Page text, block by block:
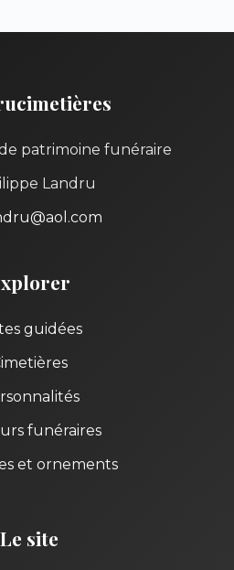
patrimoine funéraire
Landru
guidées
funéraires
et ornements
Le site